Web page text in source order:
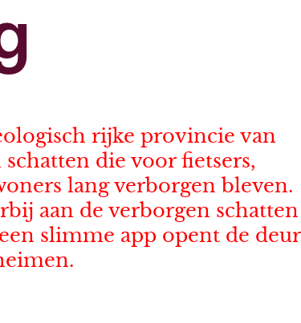
rijke provincie van
die voor fietsers,
lang verborgen bleven.
aan de verborgen schatten
slimme app opent de deur